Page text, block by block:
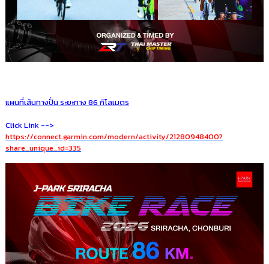
แผนที่เส้นทางปั่น ระยะทาง 86 กิโลเมตร
Click Link -->
https://connect.garmin.com/modern/activity/21280948400?
share_unique_id=335